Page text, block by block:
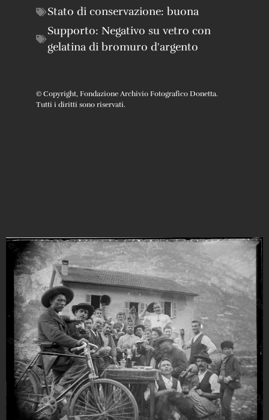
Stato di conservazione: buona
Supporto: Negativo su vetro con
gelatina di bromuro d'argento
© Copyright, Fondazione Archivio Fotografico Donetta.
Tutti i diritti sono riservati.